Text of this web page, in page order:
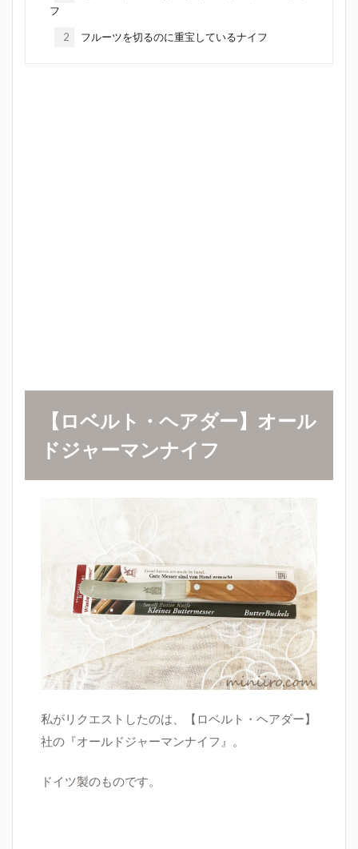
フ
2 フルーツを切るのに重宝しているナイフ
【ロベルト・ヘアダー】 オール
ドジャーマンナイフ
私がリクエストしたのは、【ロベルト・ヘアダー】
社の『オールドジャーマンナイフ』。
ドイツ製のものです。